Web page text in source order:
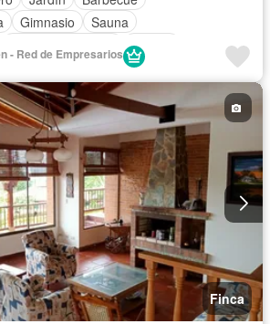
Gimnasio
Sauna
Piscina
Tanque de agua
- Red de Empresarios
Finca